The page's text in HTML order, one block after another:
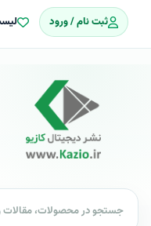
ثبت نام / ورود